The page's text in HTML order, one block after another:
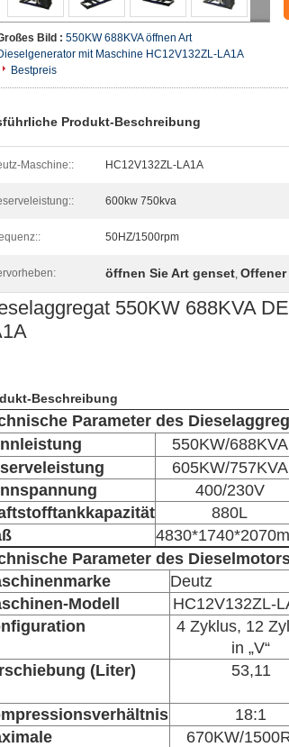
Bild : 550KW 688KVA öffnen Art
mit Maschine HC12V132ZL-LA1A
Bestpreis
Produkt-Beschreibung
Maschine:: HC12V132ZL-LA1A
600kw 750kva
50HZ/1500rpm
öffnen Sie Art genset, Offener
550KW 688KVA
Beschreibung
Parameter des
550KW/688KVA
605KW/757KVA
400/230V
880L
Parameter des
Deutz
Modell
HC12V132ZL-
4 Zyklus, 12
in „V“
(Liter) 53,11
18:1
670KW/